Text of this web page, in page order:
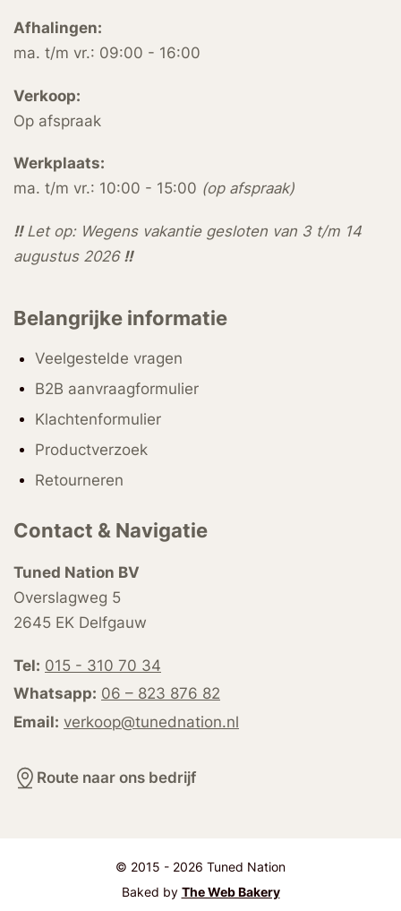
Afhalingen:
ma. t/m vr.: 09:00 - 16:00
Verkoop:
Op afspraak
Werkplaats:
ma. t/m vr.: 10:00 - 15:00 (op afspraak)
!!Let op: Wegens vakantie gesloten van 3 t/m 14
augustus 2026 !!
Belangrijke informatie
Veelgestelde vragen
B2B aanvraagformulier
Klachtenformulier
Productverzoek
Retourneren
Contact & Navigatie
Tuned Nation BV
Overslagweg 5
2645 EK Delfgauw
Tel: 015 - 310 70 34
Whatsapp: 06 – 823 876 82
Email: verkoop@tunednation.nl
Route naar ons bedrijf
© 2015 - 2026 Tuned Nation
Baked by The Web Bakery